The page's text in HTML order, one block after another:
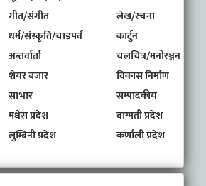
गीत/संगीत
लेख/रचना
धर्म/संस्कृति/चाडपर्व
कार्टुन
अन्तर्वार्ता
चलचित्र/मनोरञ्जन
शेयर बजार
विकास निर्माण
साभार
सम्पादकीय
मधेस प्रदेश
वाग्मती प्रदेश
लुम्बिनी प्रदेश
कर्णाली प्रदेश